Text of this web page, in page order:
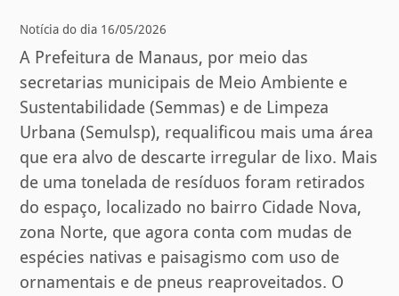
Notícia do dia 16/05/2026
A Prefeitura de Manaus, por meio das
secretarias municipais de Meio Ambiente e
Sustentabilidade (Semmas) e de Limpeza
Urbana (Semulsp), requalificou mais uma área
que era alvo de descarte irregular de lixo. Mais
de uma tonelada de resíduos foram retirados
do espaço, localizado no bairro Cidade Nova,
zona Norte, que agora conta com mudas de
espécies nativas e paisagismo com uso de
ornamentais e de pneus reaproveitados. O